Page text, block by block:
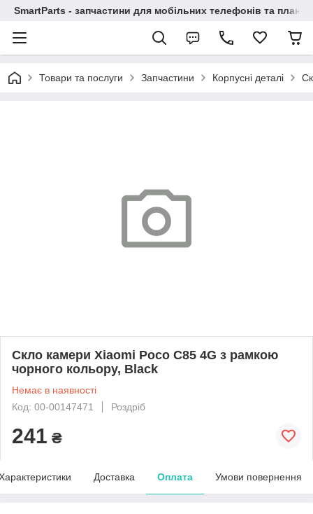
SmartParts - запчастини для мобільних телефонів та
Товари та послуги Запчастини Корпусні деталі
Скло камери Xiaomi Poco C85 4G з рамкою
чорного кольору, Black
Немає в наявності
Код: 00-00147471
Роздріб
241 ₴
Доставка Оплата Умови повернення